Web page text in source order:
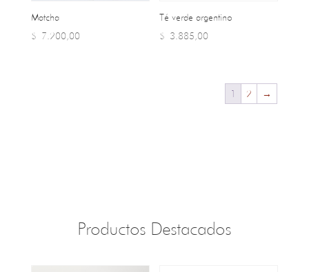
Matcha
$ 7.200,00
Té verde argentino
$ 3.885,00
1 2 →
Productos Destacados